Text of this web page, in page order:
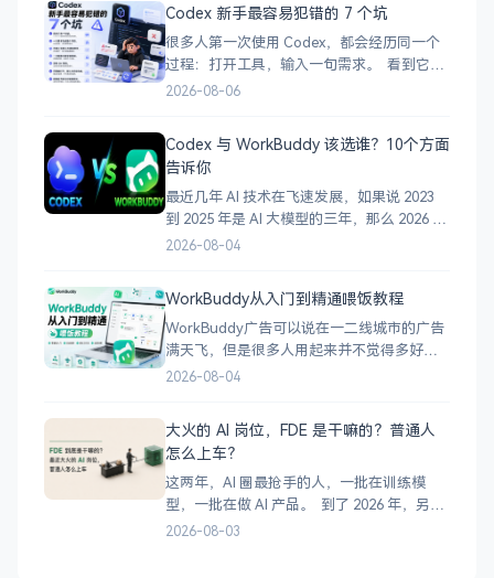
验收。 过去，想做一个网站或小工具，往往
要先学很久编程。 现在，你可
Codex 新手最容易犯错的 7 个坑
很多人第一次使用 Codex，都会经历同一个
过程：打开工具，输入一句需求。 看到它开
始疯狂修改文件，感觉自己马上就要做出一
问题出在哪里。 这不一定是 Codex 不够强，
很多时候，是你的使用方式有问题。
2026-08-06
Codex 与 WorkBuddy 该选谁？10个方面
告诉你
最近几年 AI 技术在飞速发展，如果说 2023
到 2025 年是 AI 大模型的三年，那么 2026 年
毫无疑问是 AI 智能体的一年。 许多人在学习
WorkBuddy，我到底该选哪一个？” 一、
2026-08-04
WorkBuddy从入门到精通喂饭教程
WorkBuddy广告可以说在一二线城市的广告
满天飞，但是很多人用起来并不觉得多好
用，甚至WorkBuddy使用量不到百分之五，
WorkBuddy到底能干什么？怎么用好
WorkBuddy。 第1章 WorkBu
2026-08-04
大火的 AI 岗位，FDE 是干嘛的？普通人
怎么上车？
这两年，AI 圈最抢手的人，一批在训练模
型，一批在做 AI 产品。 到了 2026 年，另一
个岗位突然冲了出来：FDE。 它的全称是
2026-08-03